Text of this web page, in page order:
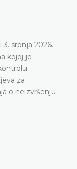
srpnja 2026.
kojoj je
za
o neizvršenju